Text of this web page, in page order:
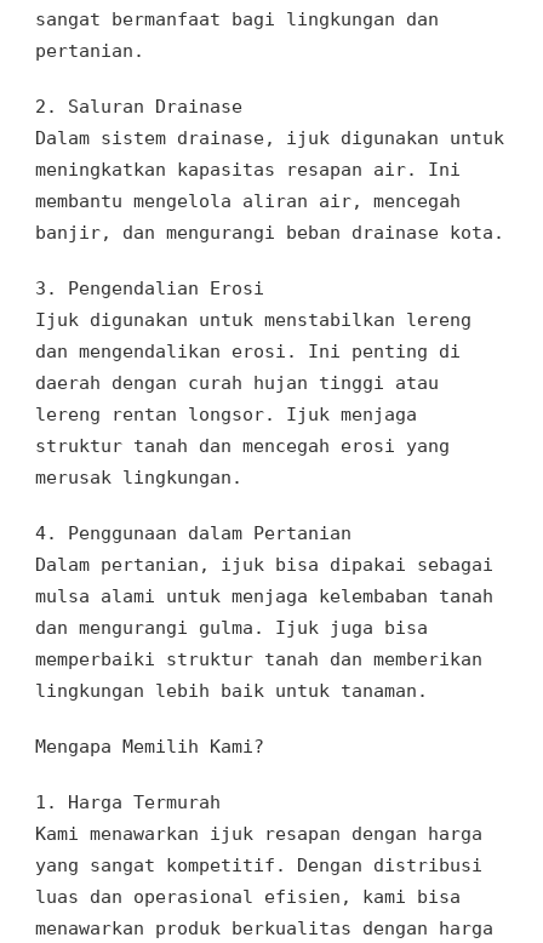
sangat bermanfaat bagi lingkungan dan
pertanian.
2.
Saluran Drainase
Dalam sistem drainase, ijuk digunakan untuk
meningkatkan kapasitas resapan air. Ini
membantu mengelola aliran air, mencegah
banjir, dan mengurangi beban drainase kota.
3.
Pengendalian Erosi
Ijuk digunakan untuk menstabilkan lereng
dan mengendalikan erosi. Ini penting di
daerah dengan curah hujan tinggi atau
lereng rentan longsor. Ijuk menjaga
struktur tanah dan mencegah erosi yang
merusak lingkungan.
4.
Penggunaan dalam Pertanian
Dalam pertanian, ijuk bisa dipakai sebagai
mulsa alami untuk menjaga kelembaban tanah
dan mengurangi gulma. Ijuk juga bisa
memperbaiki struktur tanah dan memberikan
lingkungan lebih baik untuk tanaman.
Mengapa Memilih Kami?
1.
Harga Termurah
Kami menawarkan ijuk resapan dengan harga
yang sangat kompetitif. Dengan distribusi
luas dan operasional efisien, kami bisa
menawarkan produk berkualitas dengan harga